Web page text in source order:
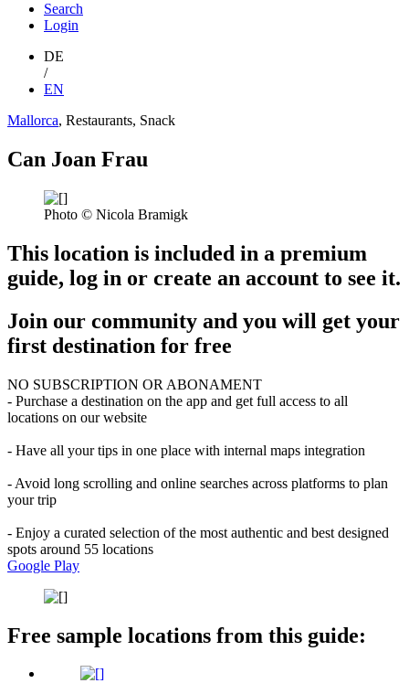
Search
Login
DE
/
EN
Mallorca, Restaurants, Snack
Can Joan Frau
Photo © Nicola Bramigk
This location is included in a premium
guide, log in or create an account to see it.
Join our community and you will get your
first destination for free
NO SUBSCRIPTION OR ABONAMENT
- Purchase a destination on the app and get full access to all
locations on our website
- Have all your tips in one place with internal maps integration
- Avoid long scrolling and online searches across platforms to plan
your trip
- Enjoy a curated selection of the most authentic and best designed
spots around 55 locations
Google Play
Free sample locations from this guide: